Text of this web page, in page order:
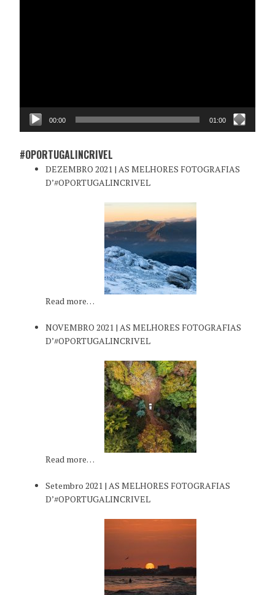
00:00 01:00
#OPORTUGALINCRIVEL
DEZEMBRO 2021 | AS MELHORES FOTOGRAFIAS
D’#OPORTUGALINCRIVEL
Read more…
NOVEMBRO 2021 | AS MELHORES FOTOGRAFIAS
D’#OPORTUGALINCRIVEL
Read more…
Setembro 2021 | AS MELHORES FOTOGRAFIAS
D’#OPORTUGALINCRIVEL